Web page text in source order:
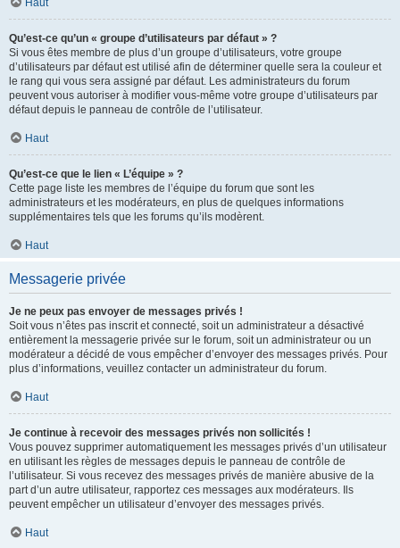
Haut
Qu’est-ce qu’un « groupe d’utilisateurs par défaut » ?
Si vous êtes membre de plus d’un groupe d’utilisateurs, votre groupe
d’utilisateurs par défaut est utilisé afin de déterminer quelle sera la couleur et
le rang qui vous sera assigné par défaut. Les administrateurs du forum
peuvent vous autoriser à modifier vous-même votre groupe d’utilisateurs par
défaut depuis le panneau de contrôle de l’utilisateur.
Haut
Qu’est-ce que le lien « L’équipe » ?
Cette page liste les membres de l’équipe du forum que sont les
administrateurs et les modérateurs, en plus de quelques informations
supplémentaires tels que les forums qu’ils modèrent.
Haut
Messagerie privée
Je ne peux pas envoyer de messages privés !
Soit vous n’êtes pas inscrit et connecté, soit un administrateur a désactivé
entièrement la messagerie privée sur le forum, soit un administrateur ou un
modérateur a décidé de vous empêcher d’envoyer des messages privés. Pour
plus d’informations, veuillez contacter un administrateur du forum.
Haut
Je continue à recevoir des messages privés non sollicités !
Vous pouvez supprimer automatiquement les messages privés d’un utilisateur
en utilisant les règles de messages depuis le panneau de contrôle de
l’utilisateur. Si vous recevez des messages privés de manière abusive de la
part d’un autre utilisateur, rapportez ces messages aux modérateurs. Ils
peuvent empêcher un utilisateur d’envoyer des messages privés.
Haut